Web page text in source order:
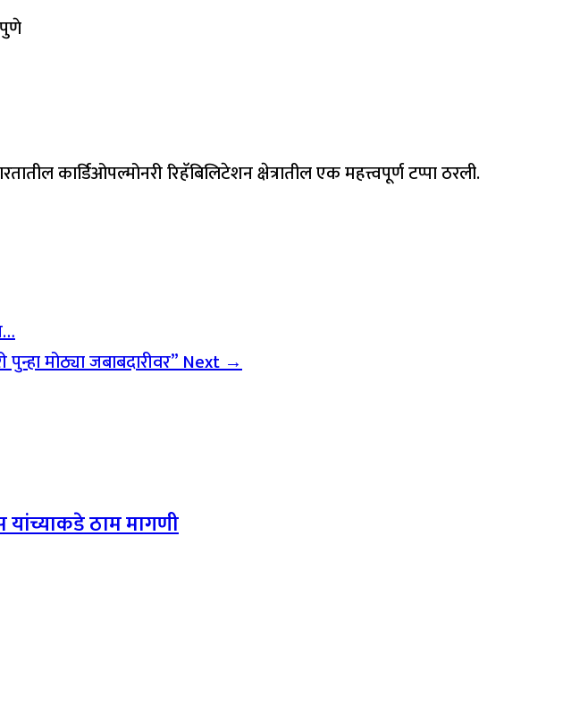
कार्डिओपल्मोनरी रिहॅबिलिटेशन क्षेत्रातील एक महत्त्वपूर्ण टप्पा ठरली.
मोठ्या जबाबदारीवर”Next →
यांच्याकडे ठाम मागणी